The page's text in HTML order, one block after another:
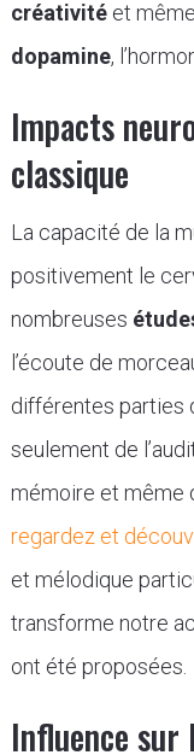
créativitéet
dopamine,
Impacts
classique
La capacité de la
positivement le
nombreuses
l’écoute de
différentes parties
seulement de
mémoire et même
regardez et
et mélodique
transforme notre
ont été proposées.
Influence sur